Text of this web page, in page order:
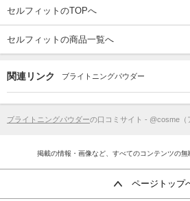
セルフィットのTOPへ
セルフィットの商品一覧へ
関連リンク ブライトニングパウダー
ブライトニングパウダーの口コミサイト - @cosme（
掲載の情報・画像など、すべてのコンテンツの無
ページトップ